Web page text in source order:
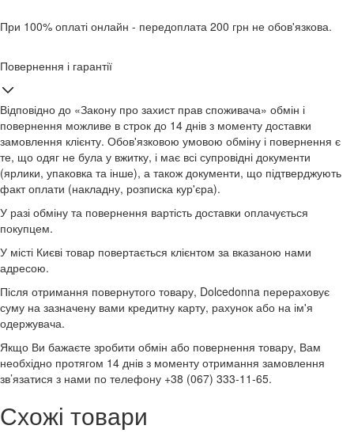
При 100% оплаті онлайн - передоплата 200 грн не обов'язкова.
Повернення і гарантії
Відповідно до «Закону про захист прав споживача» обмін і
повернення можливе в строк до 14 днів з моменту доставки
замовлення клієнту. Обов'язковою умовою обміну і повернення є
те, що одяг не була у вжитку, і має всі супровідні документи
(ярлики, упаковка та інше), а також документи, що підтверджують
факт оплати (накладну, розписка кур'єра).
У разі обміну та повернення вартість доставки оплачується
покупцем.
У місті Києві товар повертається клієнтом за вказаною нами
адресою.
Після отримання повернутого товару, Dolcedonna перераховує
суму на зазначену вами кредитну карту, рахунок або на ім'я
одержувача.
Якщо Ви бажаєте зробити обмін або повернення товару, Вам
необхідно протягом 14 днів з моменту отримання замовлення
зв’язатися з нами по телефону +38 (067) 333-11-65.
Схожі товари